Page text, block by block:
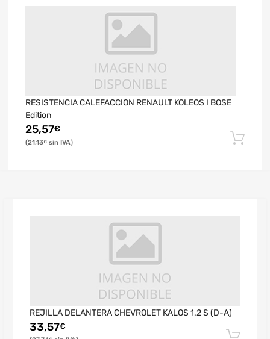
RESISTENCIA CALEFACCION RENAULT KOLEOS I BOSE
Edition
25,57€
21,13€
REJILLA DELANTERA CHEVROLET KALOS 1.2 S (D-A)
33,57€